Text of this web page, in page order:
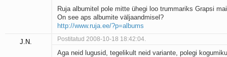
Ruja albumitel pole mitte ühegi loo trummariks Grapsi
On see aps albumite väljaandmisel?
http://www.ruja.ee/?p=albums
J.N. Postitatud 2008-10-18 18:42:04.
Aga neid lugusid, tegelikult neid variante, polegi